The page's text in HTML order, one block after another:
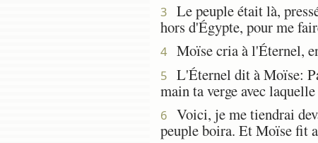
3
Le peuple était là,
hors d'Égypte, pour me
4 Moïse cria à l'Éternel,
5
L'Éternel dit à Moïse:
main ta verge avec
6
Voici, je me tiendrai
peuple boira. Et Moïse fit